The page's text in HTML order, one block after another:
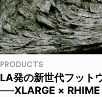
PRODUCTS
LA発の新世代フット
──XLARGE × RHIME